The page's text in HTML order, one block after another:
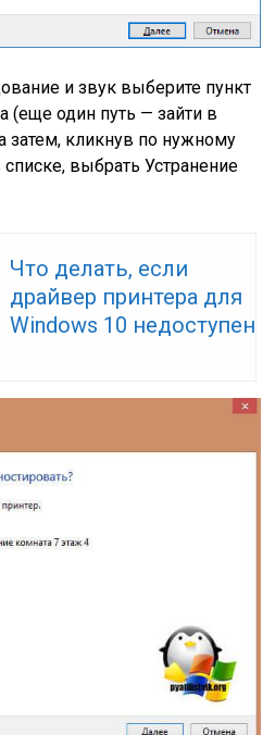
и звук выберите пункт
(еще один путь — зайти в
затем, кликнув по нужному
списке, выбрать Устранение
Что делать, если
драйвер принтера для
Windows 10 недоступен